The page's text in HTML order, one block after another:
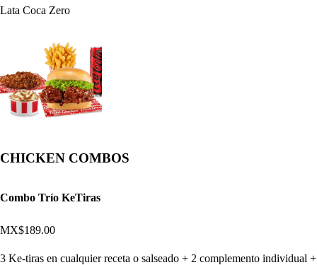
Lata Coca Zero
CHICKEN COMBOS
Combo Trío KeTiras
MX$189.00
3 Ke-tiras en cualquier receta o salseado + 2 complemento individual +